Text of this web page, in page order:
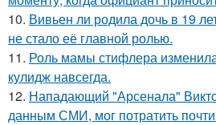
10. Вивьен ли родила дочь в 19
не стало её главной ролью.
11. Роль мамы стифлера
кулидж навсегда.
12. Нападающий "Арсенала"
данным СМИ, мог потратить